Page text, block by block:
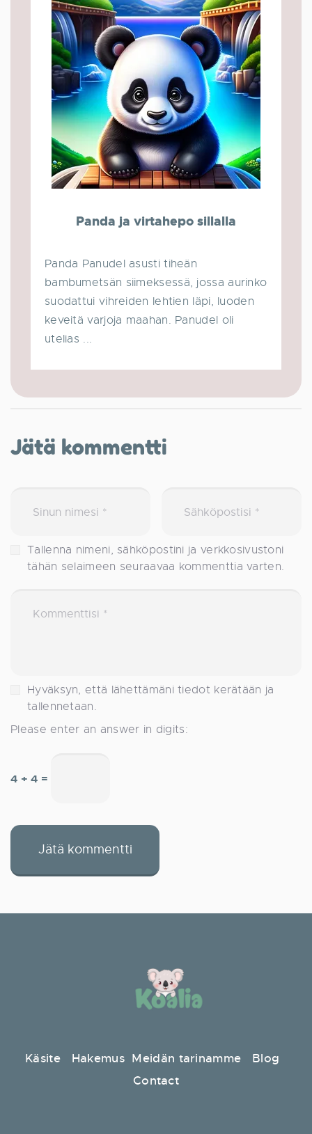
Panda ja virtahepo sillalla
Panda Panudel asusti tiheän
bambumetsän siimeksessä, jossa aurinko
suodattui vihreiden lehtien läpi, luoden
keveitä varjoja maahan. Panudel oli
utelias ...
Jätä kommentti
Tallenna nimeni, sähköpostini ja verkkosivustoni
tähän selaimeen seuraavaa kommenttia varten.
Hyväksyn, että lähettämäni tiedot kerätään ja
tallennetaan.
Please enter an answer in digits:
4 + 4 =
Käsite Hakemus Meidän tarinamme
Blog
Contact